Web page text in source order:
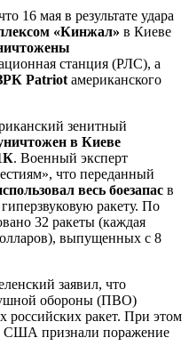
16 мая в результате удара
«Кинжал» в Киеве
станция (РЛС), а
Patriot американского
зенитный
в Киеве
. Военный эксперт
что переданный
весь боезапас в
ракету. По
32 ракеты (каждая
выпущенных с 8
заявил, что
обороны (ПВО)
российских ракет. При этом
США признали поражение